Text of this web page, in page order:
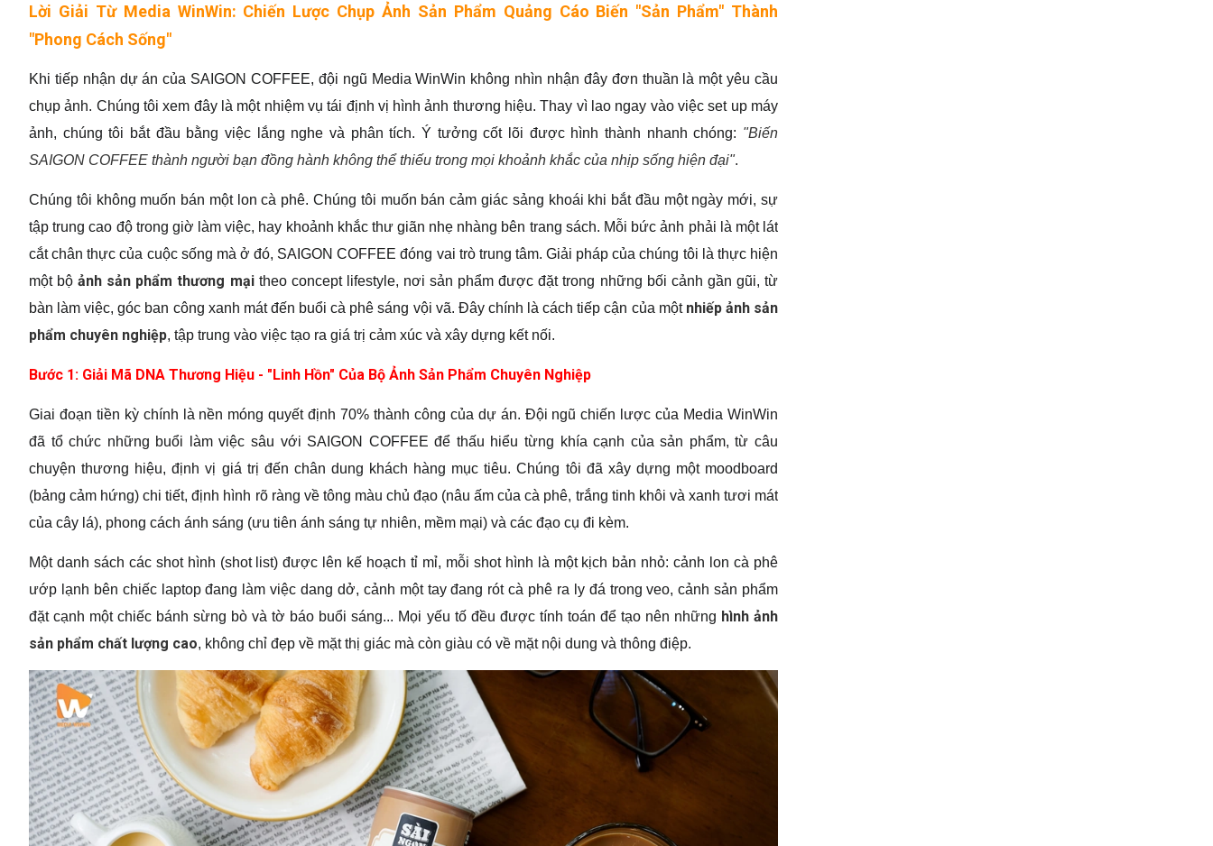
Lời Giải Từ Media WinWin: Chiến Lược Chụp Ảnh Sản Phẩm Quảng Cáo Biến "Sản Phẩm" Thành
"Phong Cách Sống"
Khi tiếp nhận dự án của SAIGON COFFEE, đội ngũ Media WinWin không nhìn nhận đây đơn thuần là một yêu cầu
chụp ảnh. Chúng tôi xem đây là một nhiệm vụ tái định vị hình ảnh thương hiệu. Thay vì lao ngay vào việc set up máy
ảnh, chúng tôi bắt đầu bằng việc lắng nghe và phân tích. Ý tưởng cốt lõi được hình thành nhanh chóng: "Biến
SAIGON COFFEE thành người bạn đồng hành không thể thiếu trong mọi khoảnh khắc của nhịp sống hiện đại".
Chúng tôi không muốn bán một lon cà phê. Chúng tôi muốn bán cảm giác sảng khoái khi bắt đầu một ngày mới, sự
tập trung cao độ trong giờ làm việc, hay khoảnh khắc thư giãn nhẹ nhàng bên trang sách. Mỗi bức ảnh phải là một lát
cắt chân thực của cuộc sống mà ở đó, SAIGON COFFEE đóng vai trò trung tâm. Giải pháp của chúng tôi là thực hiện
một bộảnh sản phẩm thương mạitheo concept lifestyle, nơi sản phẩm được đặt trong những bối cảnh gần gũi, từ
bàn làm việc, góc ban công xanh mát đến buổi cà phê sáng vội vã. Đây chính là cách tiếp cận của một nhiếp ảnh sản
phẩm chuyên nghiệp, tập trung vào việc tạo ra giá trị cảm xúc và xây dựng kết nối.
Bước 1: Giải Mã DNA Thương Hiệu - "Linh Hồn" Của Bộ Ảnh Sản Phẩm Chuyên Nghiệp
Giai đoạn tiền kỳ chính là nền móng quyết định 70% thành công của dự án. Đội ngũ chiến lược của Media WinWin
đã tổ chức những buổi làm việc sâu với SAIGON COFFEE để thấu hiểu từng khía cạnh của sản phẩm, từ câu
chuyện thương hiệu, định vị giá trị đến chân dung khách hàng mục tiêu. Chúng tôi đã xây dựng một moodboard
(bảng cảm hứng) chi tiết, định hình rõ ràng về tông màu chủ đạo (nâu ấm của cà phê, trắng tinh khôi và xanh tươi mát
của cây lá), phong cách ánh sáng (ưu tiên ánh sáng tự nhiên, mềm mại) và các đạo cụ đi kèm.
Một danh sách các shot hình (shot list) được lên kế hoạch tỉ mỉ, mỗi shot hình là một kịch bản nhỏ: cảnh lon cà phê
ướp lạnh bên chiếc laptop đang làm việc dang dở, cảnh một tay đang rót cà phê ra ly đá trong veo, cảnh sản phẩm
đặt cạnh một chiếc bánh sừng bò và tờ báo buổi sáng... Mọi yếu tố đều được tính toán để tạo nên những hình ảnh
sản phẩm chất lượng cao, không chỉ đẹp về mặt thị giác mà còn giàu có về mặt nội dung và thông điệp.